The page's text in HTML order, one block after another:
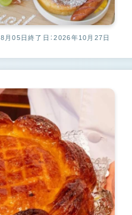
月05日終了日：2026年10月27日